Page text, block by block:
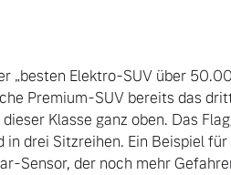
„besten Elektro-SUV über
Premium-SUV bereits das
Klasse ganz oben. Das
in drei Sitzreihen. Ein Beispiel
Sensor, der noch mehr